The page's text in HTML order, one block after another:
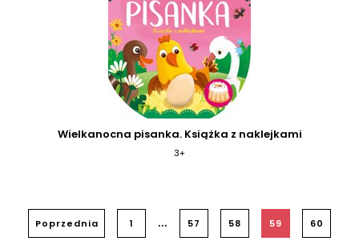
Wielkanocna pisanka. Książka z naklejkami
3+
Poprzednia 1 ... 57 58 59 60